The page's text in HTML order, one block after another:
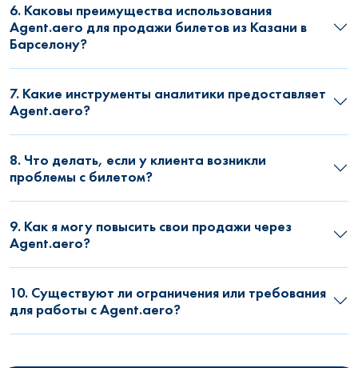
6. Каковы преимущества использования
Agent.aero для продажи билетов из Казани в
Барселону?
7. Какие инструменты аналитики предоставляет
Agent.aero?
8. Что делать, если у клиента возникли
проблемы с билетом?
9. Как я могу повысить свои продажи через
Agent.aero?
10. Существуют ли ограничения или требования
для работы с Agent.aero?